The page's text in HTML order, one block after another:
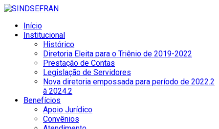
Início
Institucional
Histórico
Diretoria Eleita para o Triênio de 2019-2022
Prestação de Contas
Legislação de Servidores
Nova diretoria empossada para período de 2022.2
à 2024.2
Benefícios
Apoio Jurídico
Convênios